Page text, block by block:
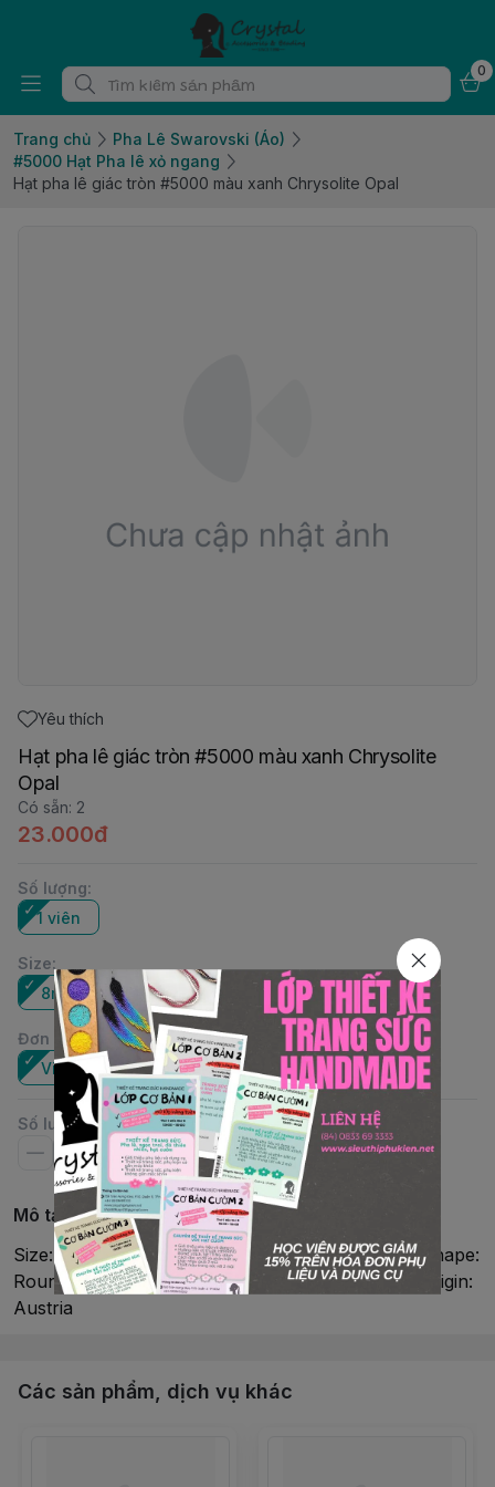
0
Trang chủ
Pha Lê Swarovski (Áo)
#5000 Hạt Pha lê xỏ ngang
Hạt pha lê giác tròn #5000 màu xanh Chrysolite Opal
Yêu thích
Hạt pha lê giác tròn #5000 màu xanh Chrysolite
Opal
Có sẵn: 2
23.000đ
Số lượng:
1 viên
Size:
8mm
Đơn vị:
Viên
Số lượng
Mô tả chi tiết
Size: 8mmColor: Chrysolite OpalMaterial: CrystalShape:
RoundStyle: #5000Brand: SwarovskiCountry of Origin:
Austria
Các sản phẩm, dịch vụ khác